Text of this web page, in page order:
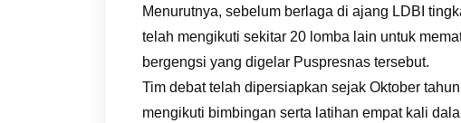
Menurutnya, sebelum berlaga di ajang LDBI
telah mengikuti sekitar 20 lomba lain untuk
bergengsi yang digelar Puspresnas tersebut.
Tim debat telah dipersiapkan sejak Oktober
mengikuti bimbingan serta latihan empat kali